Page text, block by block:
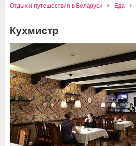
Отдых и путешествия в Беларуси Еда
Кухмистр